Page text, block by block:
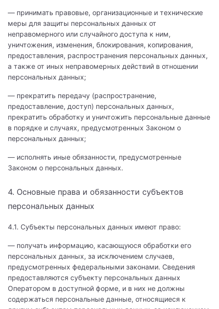
— принимать правовые, организационные и технические
меры для защиты персональных данных от
неправомерного или случайного доступа к ним,
уничтожения, изменения, блокирования, копирования,
предоставления, распространения персональных данных,
а также от иных неправомерных действий в отношении
персональных данных;
— прекратить передачу (распространение,
предоставление, доступ) персональных данных,
прекратить обработку и уничтожить персональные данные
в порядке и случаях, предусмотренных Законом о
персональных данных;
— исполнять иные обязанности, предусмотренные
Законом о персональных данных.
4. Основные права и обязанности субъектов
персональных данных
4.1. Субъекты персональных данных имеют право:
— получать информацию, касающуюся обработки его
персональных данных, за исключением случаев,
предусмотренных федеральными законами. Сведения
предоставляются субъекту персональных данных
Оператором в доступной форме, и в них не должны
содержаться персональные данные, относящиеся к